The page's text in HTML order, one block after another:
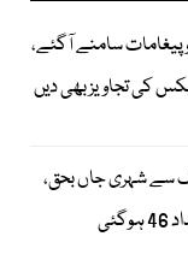
پیغامات سامنے آگئے،
کی تجاویز بھی دیں
سے شہری جاں بحق،